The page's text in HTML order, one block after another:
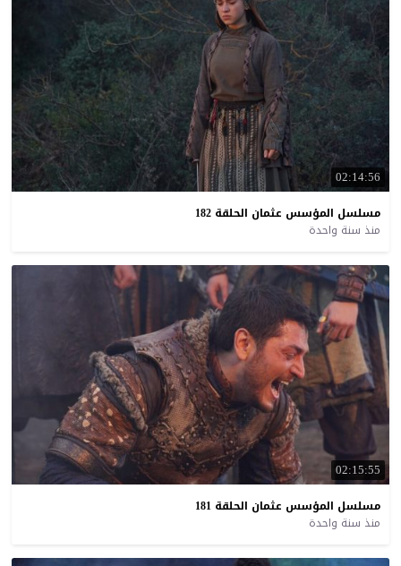
02:14:56
مسلسل المؤسس عثمان الحلقة 182
منذ سنة واحدة
02:15:55
مسلسل المؤسس عثمان الحلقة 181
منذ سنة واحدة